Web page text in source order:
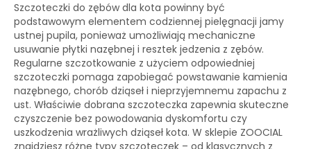
Szczoteczki do zębów dla kota powinny być
podstawowym elementem codziennej pielęgnacji jamy
ustnej pupila, ponieważ umożliwiają mechaniczne
usuwanie płytki nazębnej i resztek jedzenia z zębów.
Regularne szczotkowanie z użyciem odpowiedniej
szczoteczki pomaga zapobiegać powstawanie kamienia
nazębnego, chorób dziąseł i nieprzyjemnemu zapachu z
ust. Właściwie dobrana szczoteczka zapewnia skuteczne
czyszczenie bez powodowania dyskomfortu czy
uszkodzenia wrażliwych dziąseł kota. W sklepie ZOOCIAL
znajdziesz różne typy szczoteczek – od klasycznych z